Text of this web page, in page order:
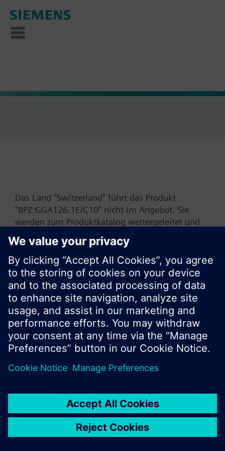
Das Land "Switzerland" führt das Produkt
"BPZ:GGA126.1E/C10" nicht im Angebot. Sie
werden zum Produktkatalog weitergeleitet und
können eine neue Suche starten oder durch das
umfassende Sortiment von Siemens klicken.
Ok